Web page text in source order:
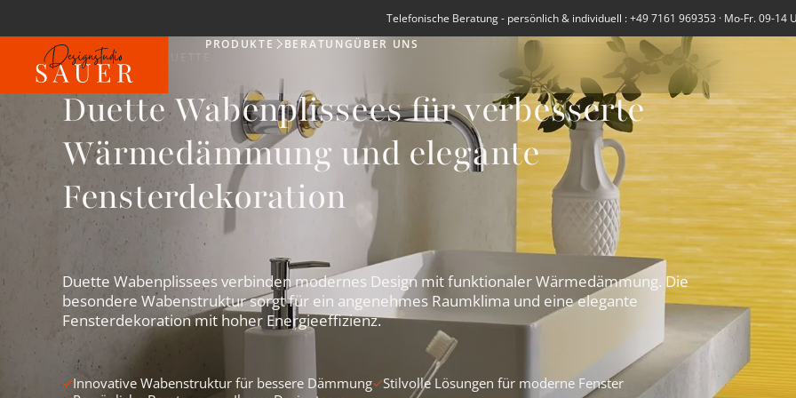
Telefonische Beratung - persönlich & individuell : +49 7161 969353 · Mo-Fr. 09-14
Produkte
PRODUKTE BERATUNGÜBER UNS
WABENPLISSEE DUETTE
Duette Wabenplissees für verbesserte
Wärmedämmung und elegante
Fensterdekoration
Duette Wabenplissees verbinden modernes Design mit funktionaler Wärmedämmung. Die
besondere Wabenstruktur sorgt für ein angenehmes Raumklima und eine elegante
Fensterdekoration mit hoher Energieeffizienz.
Innovative Wabenstruktur für bessere Dämmung
Stilvolle Lösungen für moderne Fenster